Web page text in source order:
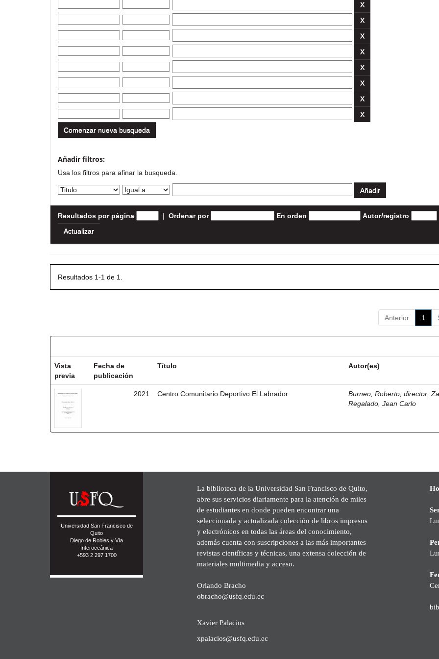
Comenzar nueva busqueda
Añadir filtros:
Usa los filtros para afinar la busqueda.
Resultados por página | Ordenar por En orden Autor/registro
Resultados 1-1 de 1.
Anterior 1
Vista
previa
Fecha de
publicación
Título Autor(es)
2021 Centro Comunitario Deportivo El Labrador Burneo, Roberto, director;
Regalado, Jean Carlo
Universidad San Francisco de
Quito
Diego de Robles y Vía
Interoceánica
+593 2 297 1700
La biblioteca de la Universidad San Francisco de Quito,
abre sus servicios diariamente para la atención de miles
de estudiantes en donde pueden encontrar una
seleccionada y actualizada colección de libros impresos
y electrónicos en todas las áreas del conocimiento,
además cuenta con suscripciones a las más importantes
revistas científicas y técnicas, una extensa colección de
materiales multimedia y acceso.
Orlando Bracho
obracho@usfq.edu.ec
Xavier Palacios
xpalacios@usfq.edu.ec